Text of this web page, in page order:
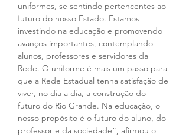
uniformes, se sentindo pertencentes ao
futuro do nosso Estado. Estamos
investindo na educação e promovendo
avanços importantes, contemplando
alunos, professores e servidores da
Rede. O uniforme é mais um passo para
que a Rede Estadual tenha satisfação de
viver, no dia a dia, a construção do
futuro do Rio Grande. Na educação, o
nosso propósito é o futuro do aluno, do
professor e da sociedade”, afirmou o